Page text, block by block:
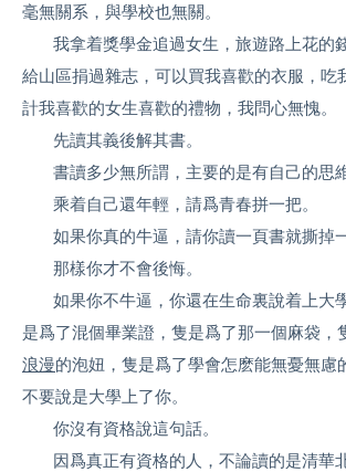
毫無關系，與學校也無關。
我拿着獎學金追過女生，旅遊路上花的
給山區捐過雜志，可以買我喜歡的衣服，吃
計我喜歡的女生喜歡的禮物，我問心無愧。
先讀其義後解其書。
書讀多少無所謂，主要的是有自己的思維
乘着自己還年輕，請爲青春拼一把。
如果你真的牛逼，請你讀一頁書就撕掉
那樣你才不會後悔。
如果你不牛逼，你還在生命裏說着上大
是爲了混個畢業證，隻是爲了那一個麻袋，
浪漫的泡妞，隻是爲了學會怎麽能無憂無慮
不要說是大學上了你。
你沒有資格說這句話。
因爲真正有資格的人，不論讀的是清華